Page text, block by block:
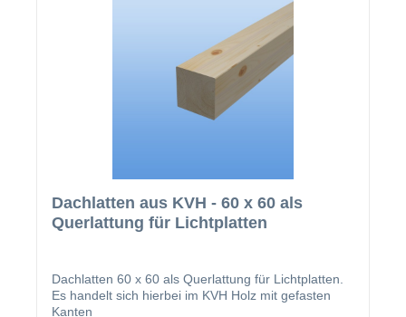
Dachlatten aus KVH - 60 x 60 als
Querlattung für Lichtplatten
Dachlatten 60 x 60 als Querlattung für Lichtplatten.
Es handelt sich hierbei im KVH Holz mit gefasten
Kanten